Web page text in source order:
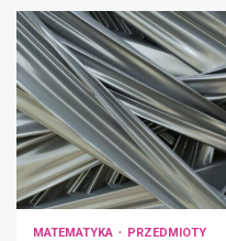
MATEMATYKA PRZEDMIOTY